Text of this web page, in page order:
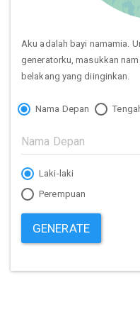
Aku adalah bayi namamia.
generatorku, masukkan
belakang yang diinginkan.
Nama Depan
Laki-laki
Perempuan
GENERATE